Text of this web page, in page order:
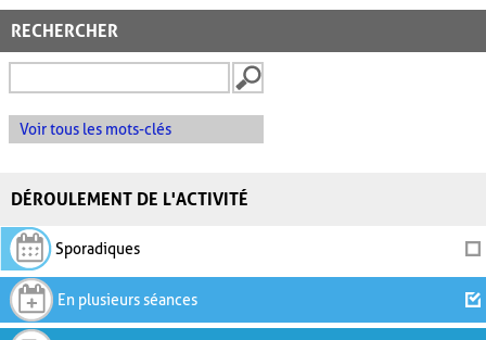
RECHERCHER
Voir tous les mots-clés
DÉROULEMENT DE L'ACTIVITÉ
Sporadiques
En plusieurs séances